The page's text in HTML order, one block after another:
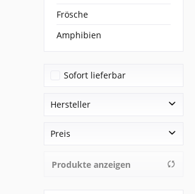
Frösche
Amphibien
Sofort lieferbar
Hersteller
Steiff
Preis
bis
Produkte anzeigen